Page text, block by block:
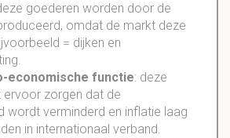
goederen worden door de
omdat de markt deze
= dijken en
.
economische functie: deze
zorgen dat de
wordt verminderd en inflatie laag
in internationaal verband.